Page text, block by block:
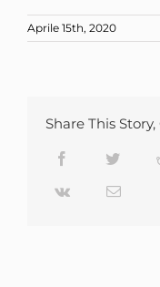
Aprile 15th, 2020
Share This
Facebook Twitter
Vk Email